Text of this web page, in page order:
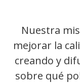
Nuestra
mejorar la
creando y
sobre qué